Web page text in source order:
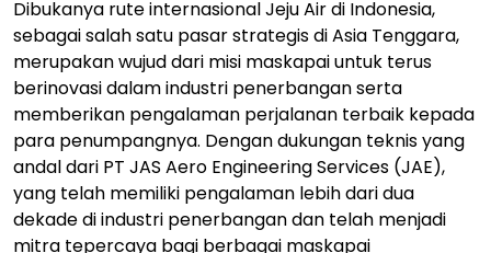
Dibukanya rute internasional Jeju Air di Indonesia,
sebagai salah satu pasar strategis di Asia Tenggara,
merupakan wujud dari misi maskapai untuk terus
berinovasi dalam industri penerbangan serta
memberikan pengalaman perjalanan terbaik kepada
para penumpangnya. Dengan dukungan teknis yang
andal dari PT JAS Aero Engineering Services (JAE),
yang telah memiliki pengalaman lebih dari dua
dekade di industri penerbangan dan telah menjadi
mitra tepercaya bagi berbagai maskapai